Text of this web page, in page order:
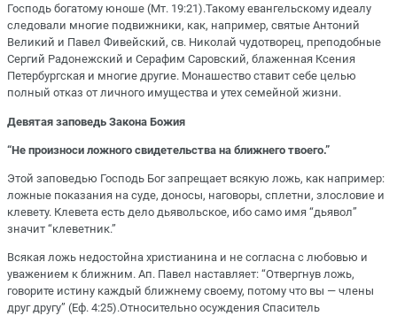
Господь богатому юноше (Мт. 19:21).Такому евангельскому идеалу
следовали многие подвижники, как, например, святые Антоний
Великий и Павел Фивейский, св. Николай чудотворец, преподобные
Сергий Радонежский и Серафим Саровский, блаженная Ксения
Петербургская и многие другие. Монашество ставит себе целью
полный отказ от личного имущества и утех семейной жизни.
Девятая заповедь Закона Божия
“Не произноси ложного свидетельства на ближнего твоего.”
Этой заповедью Господь Бог запрещает всякую ложь, как например:
ложные показания на суде, доносы, наговоры, сплетни, злословие и
клевету. Клевета есть дело дьявольское, ибо само имя “дьявол”
значит “клеветник.”
Всякая ложь недостойна христианина и не согласна с любовью и
уважением к ближним. Ап. Павел наставляет: “Отвергнув ложь,
говорите истину каждый ближнему своему, потому что вы — члены
друг другу” (Еф. 4:25).Относительно осуждения Спаситель